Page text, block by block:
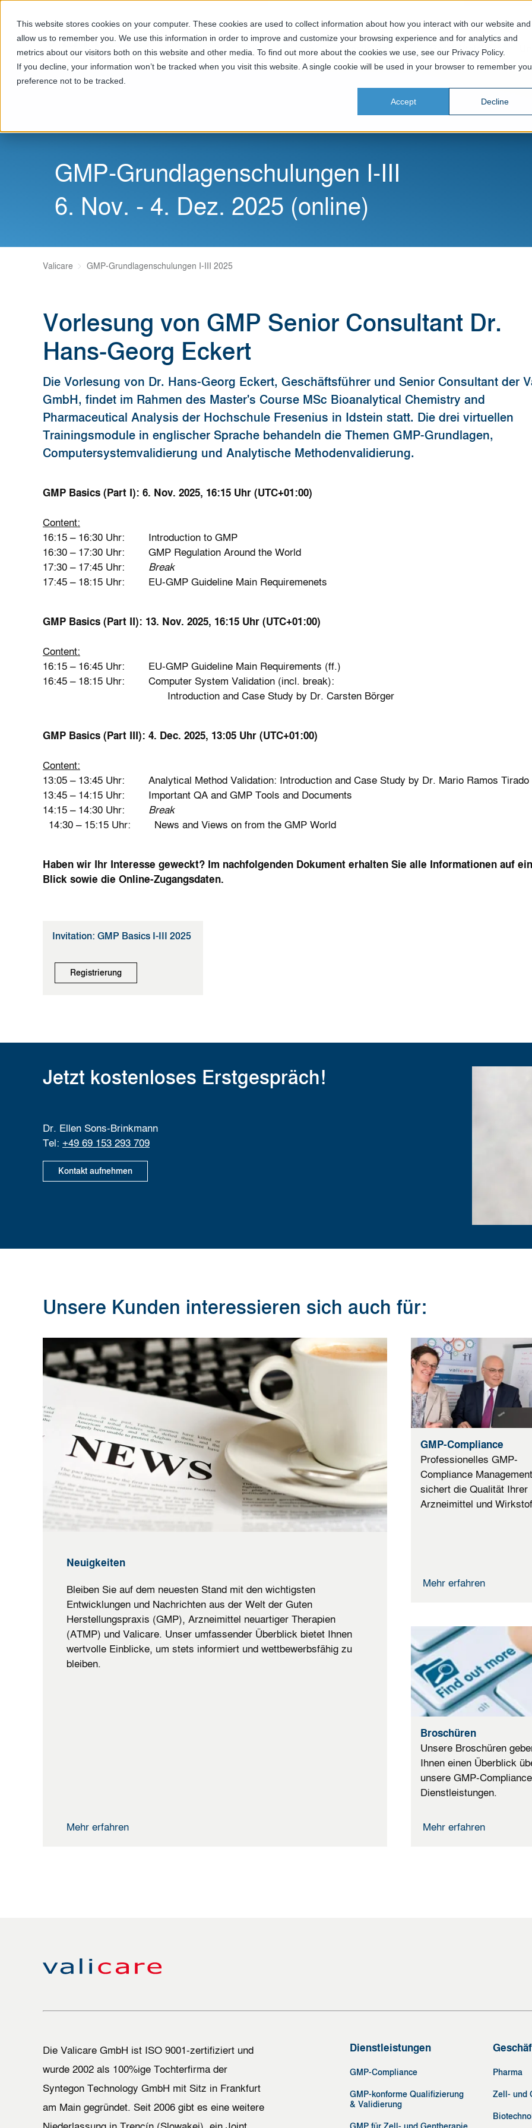
This website stores cookies on your computer. These cookies are used to collect information about how you interact with our website and
allow us to remember you. We use this information in order to improve and customize your browsing experience and for analytics and
metrics about our visitors both on this website and other media. To find out more about the cookies we use, see our Privacy Policy.
If you decline, your information won’t be tracked when you visit this website. A single cookie will be used in your browser to remember
preference not to be tracked.
Accept Decline
Home Dienstleistungen Geschäftsfelder
GMP-Grundlagenschulungen I-III
6. Nov. - 4. Dez. 2025 (online)
Valicare GMP-Grundlagenschulungen I-III 2025
Vorlesung von GMP Senior Consultant Dr.
Hans-Georg Eckert
Die Vorlesung von Dr. Hans-Georg Eckert, Geschäftsführer und Senior Consultant der
GmbH, findet im Rahmen des Master's Course MSc Bioanalytical Chemistry and
Pharmaceutical Analysis der Hochschule Fresenius in Idstein statt. Die drei virtuellen
Trainingsmodule in englischer Sprache behandeln die Themen GMP-Grundlagen,
Computersystemvalidierung und Analytische Methodenvalidierung.
GMP Basics (Part I): 6. Nov. 2025, 16:15 Uhr (UTC+01:00)
Content:
16:15 – 16:30 Uhr: Introduction to GMP
16:30 – 17:30 Uhr: GMP Regulation Around the World
17:30 – 17:45 Uhr: Break
17:45 – 18:15 Uhr: EU-GMP Guideline Main Requiremenets
GMP Basics (Part II): 13. Nov. 2025, 16:15 Uhr (UTC+01:00)
Content:
16:15 – 16:45 Uhr: EU-GMP Guideline Main Requirements (ff.)
16:45 – 18:15 Uhr: Computer System Validation (incl.
Introduction and Case Study by Dr. Carsten Börger
GMP Basics (Part III): 4. Dec. 2025, 13:05 Uhr (UTC+01:00)
Content:
13:05 – 13:45 Uhr: Analytical Method Validation: Introduction and Case Study by Dr. Mario Ramos Tirado
13:45 – 14:15 Uhr: Important QA and GMP Tools and Documents
14:15 – 14:30 Uhr:
Break
14:30 – 15:15 Uhr: News and Views on from the GMP World
Haben wir Ihr Interesse geweckt? Im nachfolgenden Dokument erhalten Sie alle Informationen auf
Blick sowie die Online-Zugangsdaten.
Invitation: GMP Basics I-III 2025
Registrierung
Jetzt kostenloses Erstgespräch!
Dr. Ellen Sons-Brinkmann
Tel:+49 69 153 293 709
Kontakt aufnehmen
Unsere Kunden interessieren sich auch für:
Neuigkeiten
Bleiben Sie auf dem neuesten Stand mit den wichtigsten
Entwicklungen und Nachrichten aus der Welt der Guten
Herstellungspraxis (GMP), Arzneimittel neuartiger Therapien
(ATMP) und Valicare. Unser umfassender Überblick bietet Ihnen
wertvolle Einblicke, um stets informiert und wettbewerbsfähig zu
bleiben.
Mehr erfahren
GMP-Compliance
Professionelles GMP-
Compliance Management
sichert die Qualität Ihrer
Arzneimittel und
Mehr erfahren
Broschüren
Unsere Broschüren
Ihnen einen Überblick
unsere GMP-
Dienstleistungen.
Mehr erfahren
Die Valicare GmbH ist ISO 9001-zertifiziert und
wurde 2002 als 100%ige Tochterfirma der
Syntegon Technology GmbH mit Sitz in Frankfurt
am Main gegründet. Seit 2006 gibt es eine weitere
Dienstleistungen
GMP-Compliance
GMP-konforme Qualifizierung
& Validierung
Pharma
Zell- und